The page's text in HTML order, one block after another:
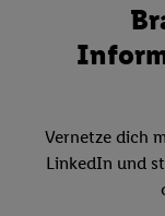
Vernetze dich
LinkedIn und